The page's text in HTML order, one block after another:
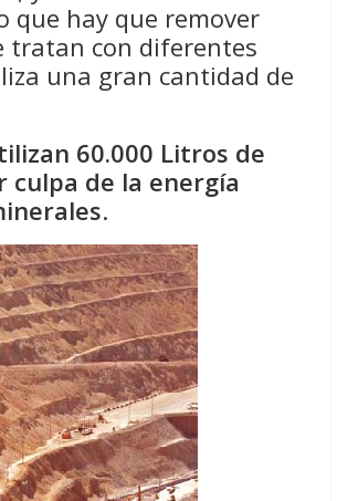
que hay que remover
tratan con diferentes
una gran cantidad de
60.000 Litros de
culpa de la energía
.